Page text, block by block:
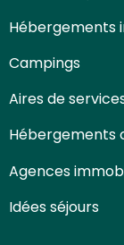
Hébergements
Campings
Aires de
Hébergements
Agences
Idées séjours